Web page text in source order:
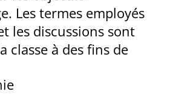
Les termes employés
les discussions sont
classe à des fins de